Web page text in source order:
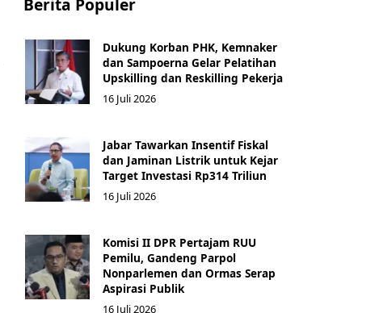
Berita Populer
Dukung Korban PHK, Kemnaker
dan Sampoerna Gelar Pelatihan
Upskilling dan Reskilling Pekerja
16 Juli 2026
Jabar Tawarkan Insentif Fiskal
dan Jaminan Listrik untuk Kejar
Target Investasi Rp314 Triliun
16 Juli 2026
Komisi II DPR Pertajam RUU
Pemilu, Gandeng Parpol
Nonparlemen dan Ormas Serap
Aspirasi Publik
16 Juli 2026